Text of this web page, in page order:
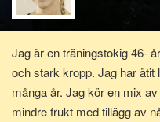
Jag är en träningstokig 46-
och stark kropp. Jag har ätit
många år. Jag kör en mix
mindre frukt med tillägg av